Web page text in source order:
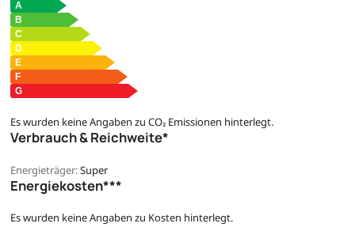
Es wurden keine Angaben zu CO₂ Emissionen hinterlegt.
Verbrauch & Reichweite*
Energieträger:Super
Energiekosten***
Es wurden keine Angaben zu Kosten hinterlegt.